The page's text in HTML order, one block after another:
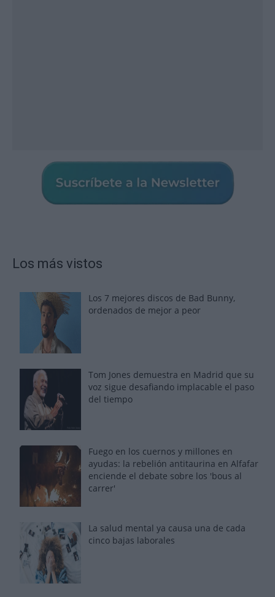
Los más vistos
Los 7 mejores discos de Bad Bunny,
ordenados de mejor a peor
Tom Jones demuestra en Madrid que su
voz sigue desafiando implacable el paso
del tiempo
Fuego en los cuernos y millones en
ayudas: la rebelión antitaurina en Alfafar
enciende el debate sobre los 'bous al
carrer'
La salud mental ya causa una de cada
cinco bajas laborales